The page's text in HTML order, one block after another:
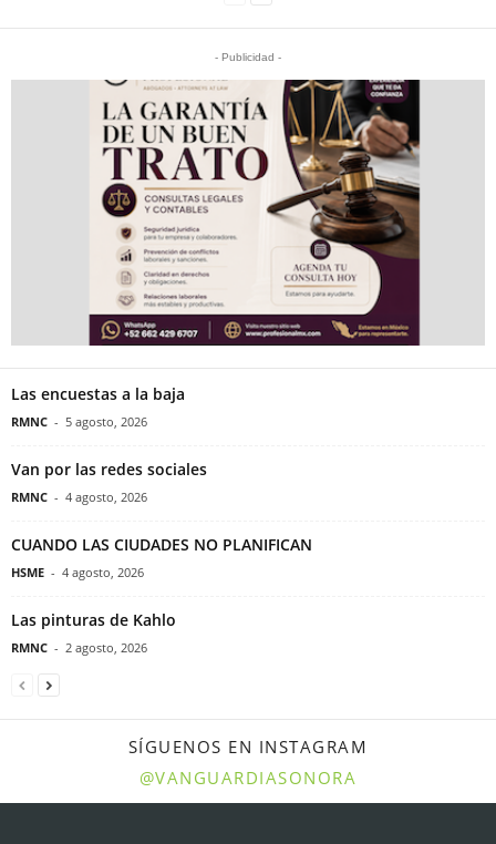
- Publicidad -
Las encuestas a la baja
RMNC - 5 agosto, 2026
Van por las redes sociales
RMNC - 4 agosto, 2026
CUANDO LAS CIUDADES NO PLANIFICAN
HSME - 4 agosto, 2026
Las pinturas de Kahlo
RMNC - 2 agosto, 2026
SÍGUENOS EN INSTAGRAM
@VANGUARDIASONORA